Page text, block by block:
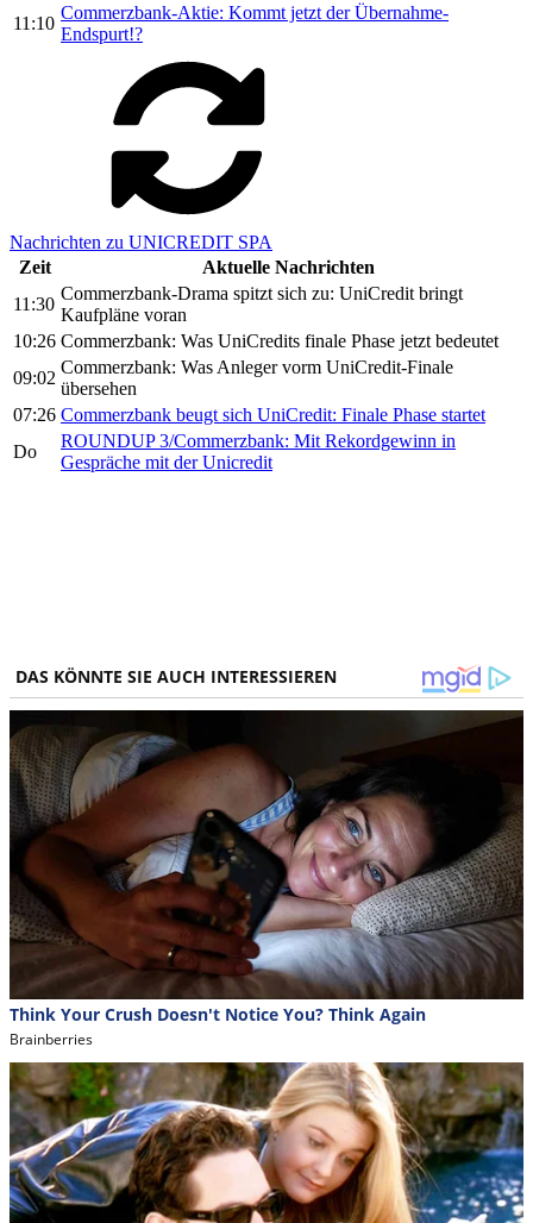
11:10
Commerzbank-Aktie: Kommt jetzt der Übernahme-
Endspurt!?
Nachrichten zu UNICREDIT SPA
Zeit
Aktuelle Nachrichten
11:30
Commerzbank-Drama spitzt sich zu: UniCredit bringt
Kaufpläne voran
10:26 Commerzbank: Was UniCredits finale Phase jetzt bedeutet
09:02
Commerzbank: Was Anleger vorm UniCredit-Finale
übersehen
07:26 Commerzbank beugt sich UniCredit: Finale Phase startet
Do
ROUNDUP 3/Commerzbank: Mit Rekordgewinn in
Gespräche mit der Unicredit